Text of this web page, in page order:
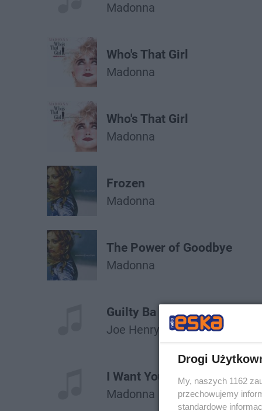
Madonna
Who's That Girl
Madonna
Who's That Girl
Madonna
Frozen
Madonna
The Power of Goodbye
Madonna
Guilty Ba Assosciation
Joe Henry
Madonna
I Want You
Madonna
Massive Attack
Drogi
My, naszych 1162
przechowujemy
standardowe